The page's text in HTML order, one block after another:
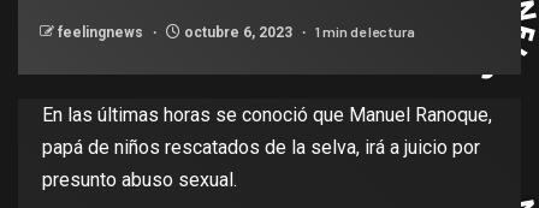
feelingnews octubre 6, 2023 1 min de lectura
En las últimas horas se conoció que Manuel Ranoque,
papá de niños rescatados de la selva, irá a juicio por
presunto abuso sexual.